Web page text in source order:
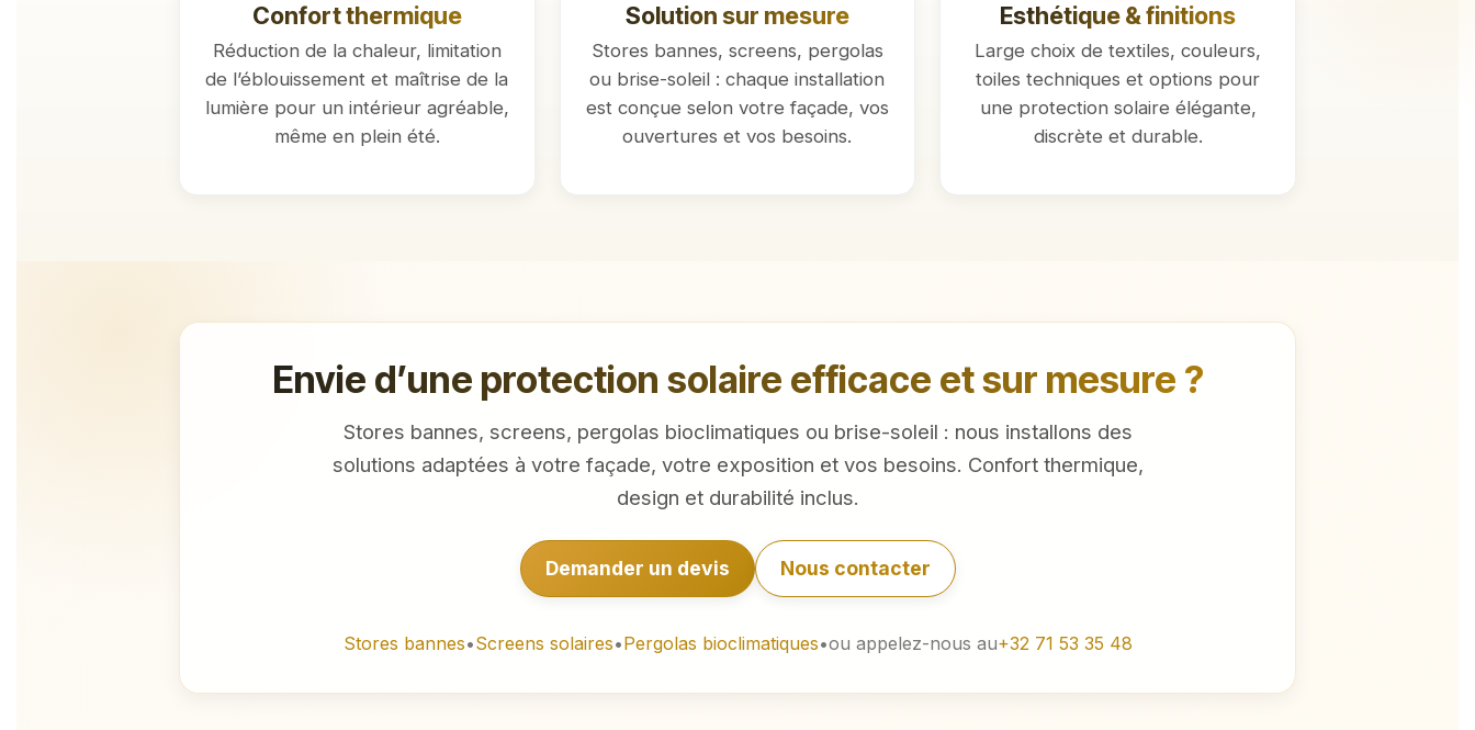
Confort thermique
Réduction de la chaleur, limitation
de l’éblouissement et maîtrise de la
lumière pour un intérieur agréable,
même en plein été.
Solution sur mesure
Stores bannes, screens, pergolas
ou brise-soleil : chaque installation
est conçue selon votre façade, vos
ouvertures et vos besoins.
Esthétique & finitions
Large choix de textiles, couleurs,
toiles techniques et options pour
une protection solaire élégante,
discrète et durable.
Envie d’une protection solaire efficace et sur mesure ?
Stores bannes, screens, pergolas bioclimatiques ou brise-soleil : nous installons des
solutions adaptées à votre façade, votre exposition et vos besoins. Confort thermique,
design et durabilité inclus.
Demander un devis Nous contacter
Stores bannes•Screens solaires•Pergolas bioclimatiques•ou appelez-nous au+32 71 53 35 48